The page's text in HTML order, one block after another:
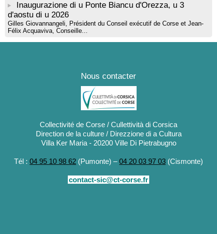
Inaugurazione di u Ponte Biancu d'Orezza, u 3
d'aostu di u 2026
Gilles Giovannangeli, Président du Conseil exécutif de Corse et Jean-
Félix Acquaviva, Conseille...
Nous contacter
Collectivité de Corse / Cullettività di Corsica
Direction de la culture / Direzzione di a Cultura
Villa Ker Maria - 20200 Ville Di Pietrabugno
Tél : 04 95 10 98 62 (Pumonte) –04 20 03 97 03 (Cismonte)
contact-sic@ct-corse.fr